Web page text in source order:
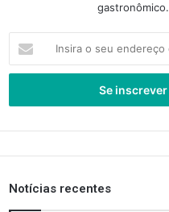
gastronômico.
seu
de
Notícias recentes